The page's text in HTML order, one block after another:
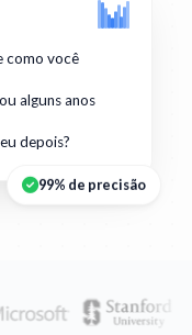
como você
alguns anos
depois?
99% de precisão